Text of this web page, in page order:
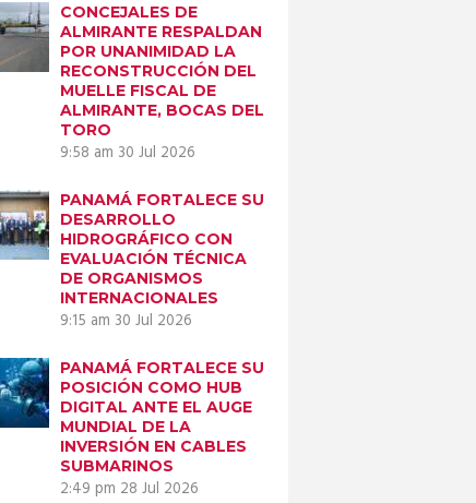
CONCEJALES DE
ALMIRANTE RESPALDAN
POR UNANIMIDAD LA
RECONSTRUCCIÓN DEL
MUELLE FISCAL DE
ALMIRANTE, BOCAS DEL
TORO
9:58 am 30 Jul 2026
PANAMÁ FORTALECE SU
DESARROLLO
HIDROGRÁFICO CON
EVALUACIÓN TÉCNICA
DE ORGANISMOS
INTERNACIONALES
9:15 am 30 Jul 2026
PANAMÁ FORTALECE SU
POSICIÓN COMO HUB
DIGITAL ANTE EL AUGE
MUNDIAL DE LA
INVERSIÓN EN CABLES
SUBMARINOS
2:49 pm 28 Jul 2026